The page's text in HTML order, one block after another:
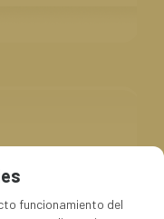
funcionamiento del